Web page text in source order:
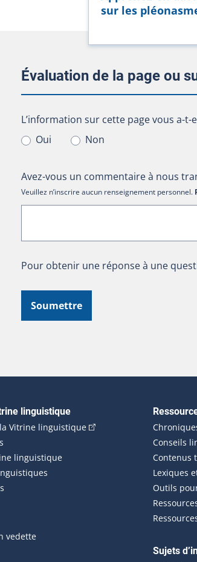
sur les
Évaluation de la page ou
L’information sur cette page vous a-
L’information sur cette page vous a-t-
Oui
Non
Avez-vous un commentaire à nous
Veuillez n’inscrire aucun renseignement personnel.
Pour obtenir une réponse à une
Soumettre
principale
linguistique
Vitrine linguistique(Cet hyperlien externe
linguistique
vedette
Conseils
Contenus
Lexiques
Outils
Sujets